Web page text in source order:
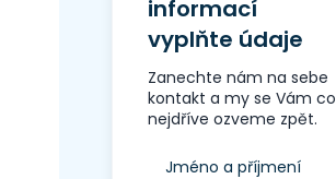
informací
vyplňte údaje
Zanechte nám na sebe
kontakt a my se Vám co
nejdříve ozveme zpět.
Jméno a příjmení